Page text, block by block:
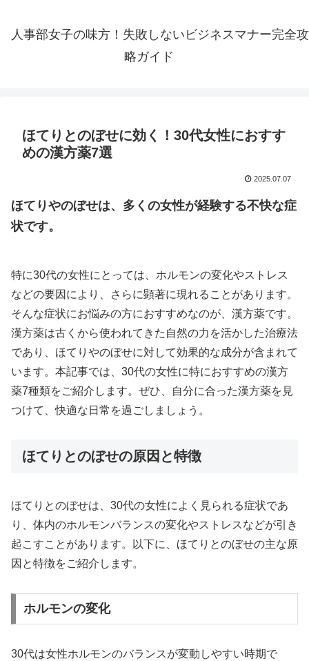
人事部女子の味方！失敗しないビジネスマナー完全攻
略ガイド
ほてりとのぼせに効く！30代女性におすす
めの漢方薬7選
2025.07.07
ほてりやのぼせは、多くの女性が経験する不快な症
状です。
特に30代の女性にとっては、ホルモンの変化やストレス
などの要因により、さらに顕著に現れることがあります。
そんな症状にお悩みの方におすすめなのが、漢方薬です。
漢方薬は古くから使われてきた自然の力を活かした治療法
であり、ほてりやのぼせに対して効果的な成分が含まれて
います。本記事では、30代の女性に特におすすめの漢方
薬7種類をご紹介します。ぜひ、自分に合った漢方薬を見
つけて、快適な日常を過ごしましょう。
ほてりとのぼせの原因と特徴
ほてりとのぼせは、30代の女性によく見られる症状であ
り、体内のホルモンバランスの変化やストレスなどが引き
起こすことがあります。以下に、ほてりとのぼせの主な原
因と特徴をご紹介します。
ホルモンの変化
30代は女性ホルモンのバランスが変動しやすい時期で